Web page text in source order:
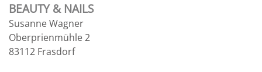
BEAUTY & NAILS
Susanne Wagner
Oberprienmühle 2
83112 Frasdorf